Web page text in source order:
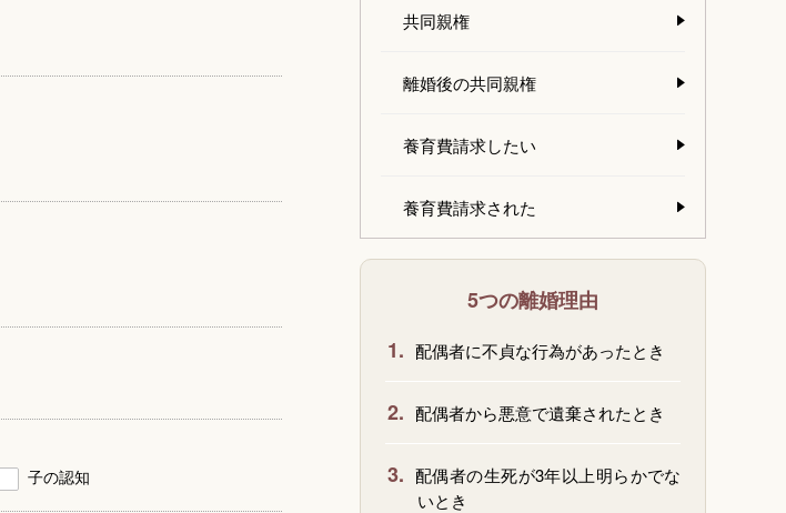
子の認知
共同親権
離婚後の共同親権
養育費請求したい
養育費請求された
5つの離婚理由
1. 配偶者に不貞な行為があったとき
2. 配偶者から悪意で遺棄されたとき
3. 配偶者の生死が3年以上明らかでな
いとき